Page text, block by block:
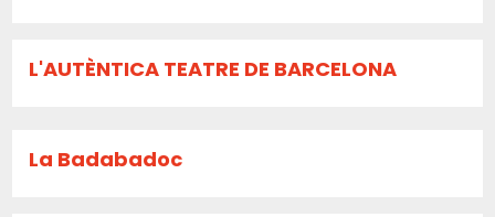
L'AUTÈNTICA TEATRE DE BARCELONA
La Badabadoc